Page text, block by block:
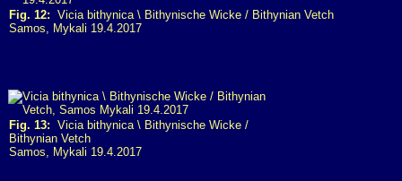
Fig. 12: Vicia bithynica \ Bithynische Wicke / Bithynian Vetch
Samos, Mykali 19.4.2017
Fig. 13: Vicia bithynica \ Bithynische Wicke /
Bithynian Vetch
Samos, Mykali 19.4.2017